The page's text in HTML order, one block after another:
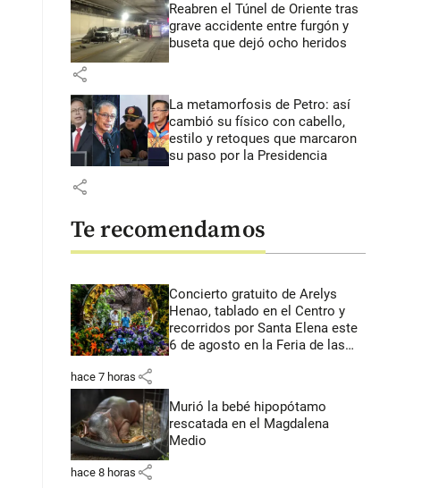
Reabren el Túnel de Oriente tras
grave accidente entre furgón y
buseta que dejó ocho heridos
share
La metamorfosis de Petro: así
cambió su físico con cabello,
estilo y retoques que marcaron
su paso por la Presidencia
share
Te recomendamos
Concierto gratuito de Arelys
Henao, tablado en el Centro y
recorridos por Santa Elena este
6 de agosto en la Feria de las
hace 7 horas share
Murió la bebé hipopótamo
rescatada en el Magdalena
Medio
hace 8 horas share